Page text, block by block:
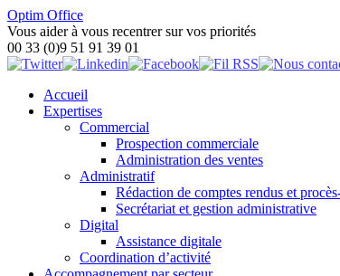
Optim Office
Vous aider à vous recentrer sur vos priorités
00 33 (0)9 51 91 39 01
Accueil
Expertises
Commercial
Prospection commerciale
Administration des ventes
Administratif
Rédaction de comptes rendus et
Secrétariat et gestion administrative
Digital
Assistance digitale
Coordination d’activité